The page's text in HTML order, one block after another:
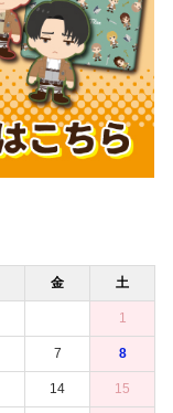
金 土
1
7 8
14 15